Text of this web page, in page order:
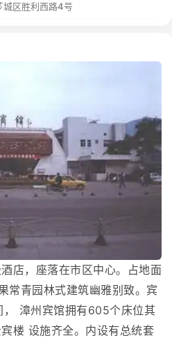
城区胜利西路4号
店，座落在市区中心。占地面
常青园林式建筑幽雅别致。宾
漳州宾馆拥有605个床位其
楼 设施齐全。内设有总统套